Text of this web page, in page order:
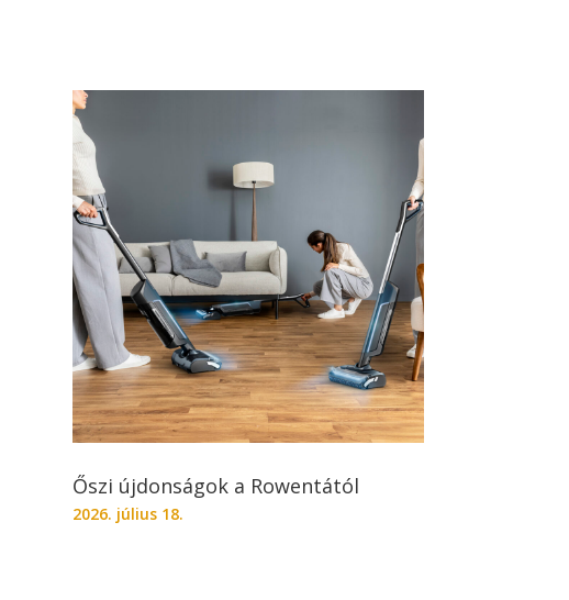
Őszi újdonságok a Rowentától
2026. július 18.